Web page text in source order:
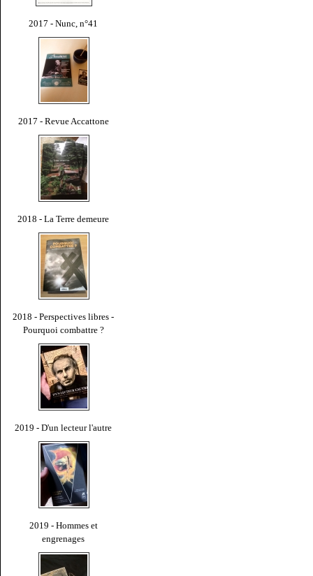
2017 - Nunc, n°41
2017 - Revue Accattone
2018 - La Terre demeure
2018 - Perspectives libres -
Pourquoi combattre ?
2019 - D'un lecteur l'autre
2019 - Hommes et
engrenages